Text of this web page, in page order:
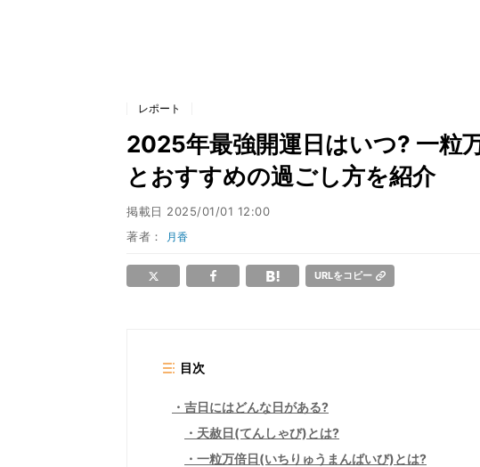
レポート
2025年最強開運日はいつ? 一粒
とおすすめの過ごし方を紹介
掲載日 2025/01/01 12:00
著者：
月香
URLをコピー
目次
吉日にはどんな日がある?
天赦日(てんしゃび)とは?
一粒万倍日(いちりゅうまんばいび)とは?